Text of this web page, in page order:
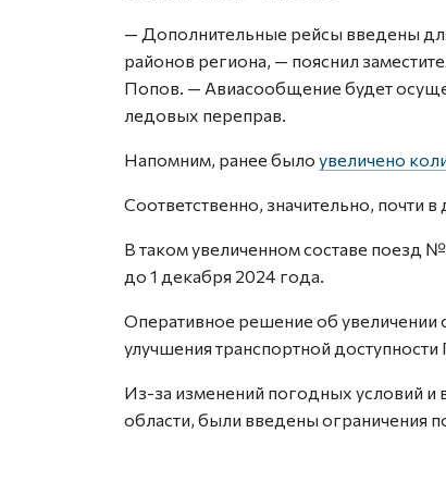
— Дополнительные рейсы введены
районов региона, — пояснил
Попов. — Авиасообщение будет
ледовых переправ.
Напомним, ранее было увеличено
Соответственно, значительно, почти
В таком увеличенном составе поезд
до 1 декабря 2024 года.
Оперативное решение об увеличении
улучшения транспортной
Из-за изменений погодных условий и
области, были введены ограничения